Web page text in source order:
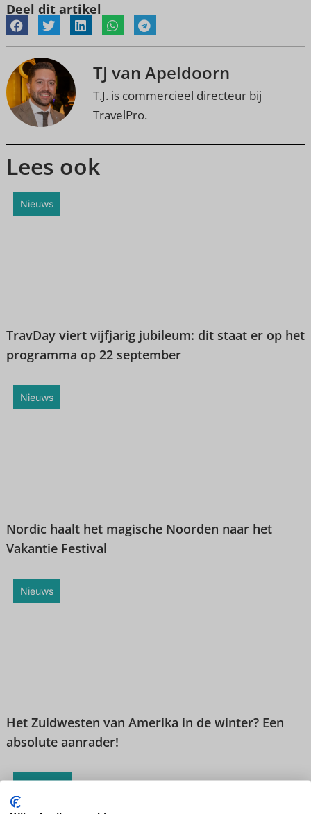
Deel dit artikel
TJ van Apeldoorn
T.J. is commercieel directeur bij
TravelPro.
Lees ook
Nieuws
TravDay viert vijfjarig jubileum: dit staat er op het
programma op 22 september
Nieuws
Nordic haalt het magische Noorden naar het
Vakantie Festival
Nieuws
Het Zuidwesten van Amerika in de winter? Een
absolute aanrader!
Magazine